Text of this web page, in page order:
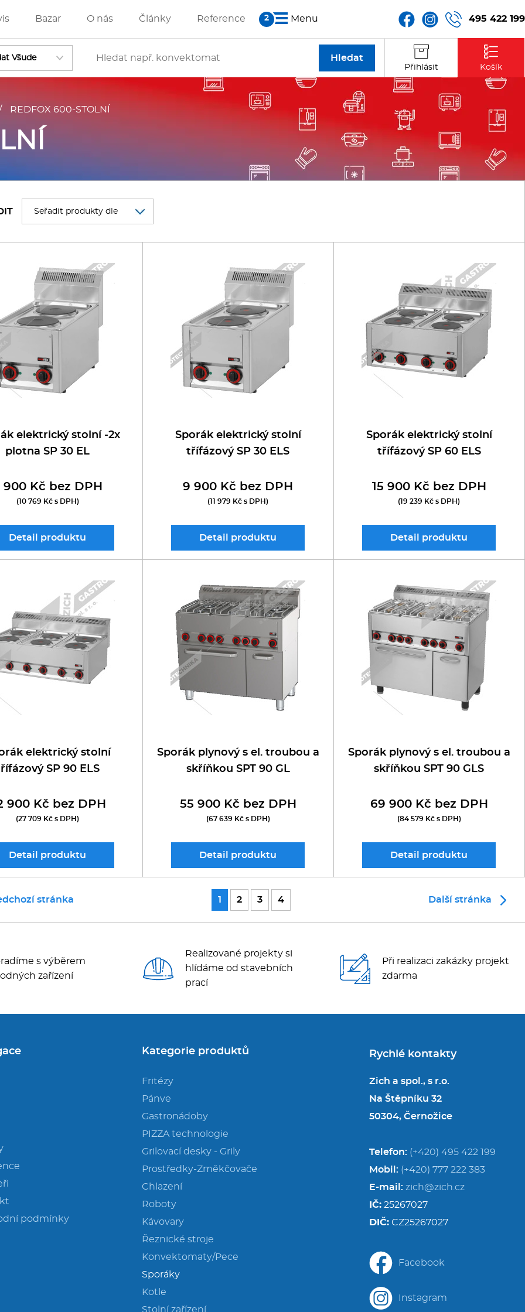
495 422 199
Přihlásit Košík
Bazar O nás Články Reference Menu
Vstoupit
technologie
stroje
zařízení
výdej a regen.
lázně
REDFOX 600-STOLNÍ
elektrický stolní -2x
plotna SP 30 EL
900 Kč bez DPH
(10 769 Kč s DPH)
Detail produktu
Sporák elektrický stolní
třífázový SP 30 ELS
9 900 Kč bez DPH
(11 979 Kč s DPH)
Detail produktu
Sporák elektrický stolní
třífázový SP 60 ELS
15 900 Kč bez DPH
(19 239 Kč s DPH)
Detail produktu
elektrický stolní
SP 90 ELS
900 Kč bez DPH
(27 709 Kč s DPH)
Detail produktu
Sporák plynový s el. troubou a
skříňkou SPT 90 GL
55 900 Kč bez DPH
(67 639 Kč s DPH)
Detail produktu
Sporák plynový s el. troubou a
skříňkou SPT 90 GLS
69 900 Kč bez DPH
(84 579 Kč s DPH)
Detail produktu
stránka 1 2 3 4 Další stránka
s výběrem
zařízení
Realizované projekty si
hlídáme od stavebních
prací
Při realizaci zakázky projekt
zdarma
podmínky
Kategorie produktů
Fritézy
Pánve
Gastronádoby
PIZZA technologie
Grilovací desky - Grily
Prostředky-Změkčovače
Chlazení
Roboty
Kávovary
Řeznické stroje
Konvektomaty/Pece
Sporáky
Kotle
Stolní zařízení
Rychlé kontakty
Zich a spol., s r.o.
Na Štěpníku 32
50304, Černožice
Telefon: (+420) 495 422 199
Mobil: (+420) 777 222 383
E-mail: zich@zich.cz
IČ: 25267027
DIČ: CZ25267027
Facebook
Instagram